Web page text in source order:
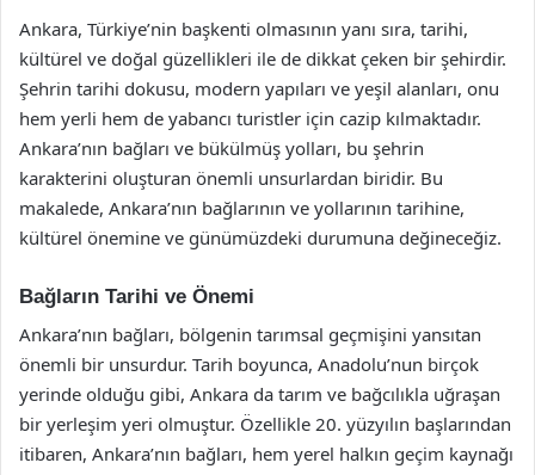
Ankara, Türkiye’nin başkenti olmasının yanı sıra, tarihi,
kültürel ve doğal güzellikleri ile de dikkat çeken bir şehirdir.
Şehrin tarihi dokusu, modern yapıları ve yeşil alanları, onu
hem yerli hem de yabancı turistler için cazip kılmaktadır.
Ankara’nın bağları ve bükülmüş yolları, bu şehrin
karakterini oluşturan önemli unsurlardan biridir. Bu
makalede, Ankara’nın bağlarının ve yollarının tarihine,
kültürel önemine ve günümüzdeki durumuna değineceğiz.
Bağların Tarihi ve Önemi
Ankara’nın bağları, bölgenin tarımsal geçmişini yansıtan
önemli bir unsurdur. Tarih boyunca, Anadolu’nun birçok
yerinde olduğu gibi, Ankara da tarım ve bağcılıkla uğraşan
bir yerleşim yeri olmuştur. Özellikle 20. yüzyılın başlarından
itibaren, Ankara’nın bağları, hem yerel halkın geçim kaynağı